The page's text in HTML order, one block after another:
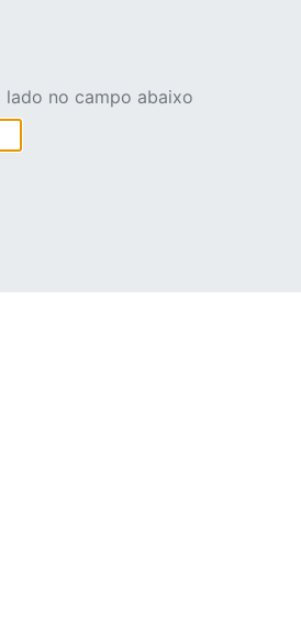
lado no campo abaixo